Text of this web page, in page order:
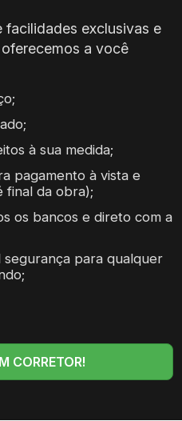
facilidades exclusivas e
a você
à sua medida;
pagamento à vista e
final da obra);
os bancos e direto com a
para qualquer
CORRETOR!